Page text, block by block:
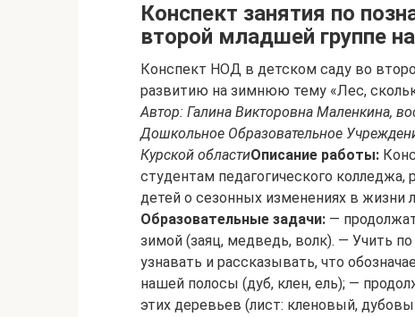
Конспект занятия по
второй младшей группе
Конспект НОД в детском саду во
развитию на зимнюю тему «Лес,
Автор: Галина Викторовна Маленкина,
Дошкольное Образовательное
Курской областиОписание работы:
студентам педагогического колледжа,
детей о сезонных изменениях в жизни
Образовательные задачи: —
зимой (заяц, медведь, волк). — Учить
узнавать и рассказывать, что
нашей полосы (дуб, клен, ель); —
этих деревьев (лист: кленовый,